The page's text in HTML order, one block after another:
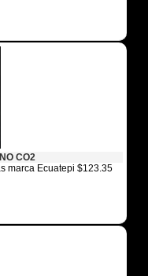
CO2
marca Ecuatepi $123.35